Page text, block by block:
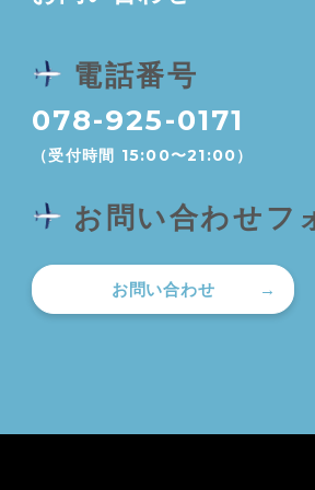
電話番号
078-925-0171
（受付時間 15:00〜21:00）
お問い合わせフ
お問い合わせ